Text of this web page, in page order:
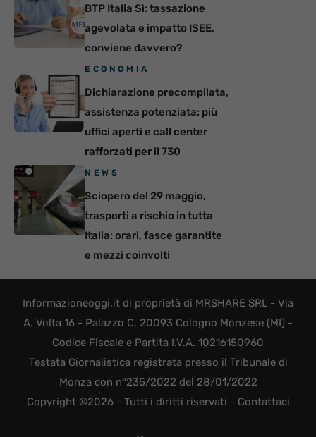
BTP Italia Sì: tassazione
agevolata e impatto ISEE,
conviene davvero?
ECONOMIA
Dichiarazione precompilata,
assistenza potenziata: più
uffici aperti e call center
rafforzati per il 730
NEWS
Sciopero del 29 maggio,
trasporti a rischio in tutta
Italia: orari, fasce garantite
e mezzi coinvolti
Informazioneoggi.it di proprietà di MRSHARE SRL - Via
A. Volta 16 - Palazzo C, 20093 Cologno Monzese (MI) -
Codice Fiscale e Partita I.V.A. 10216150960
Testata Giornalistica registrata presso il Tribunale di
Monza con n°235/2022 del 28/01/2022
Copyright ©2026 - Tutti i diritti riservati - Contattaci